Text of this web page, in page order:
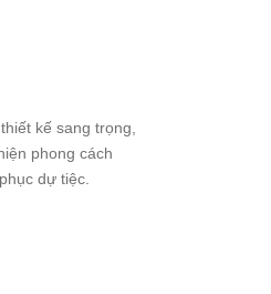
kế sang trọng,
phong cách
dự tiệc.